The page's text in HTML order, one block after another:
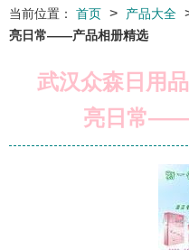
当前位置： 首页 > 产品大全
亮日常——产品相册精选
武汉众森日用
亮日常——